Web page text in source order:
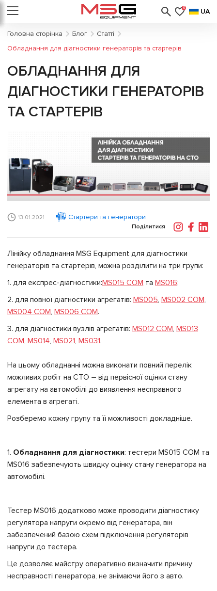
0 UA
Головна сторінка Блог
Статті
Обладнання для діагностики генераторів та стартерів
ОБЛАДНАННЯ ДЛЯ
ДІАГНОСТИКИ ГЕНЕРАТОРІВ
ТА СТАРТЕРІВ
13.01.2021 Стартери та генератори
Поділитися
Лінійку обладнання MSG Equipment для діагностики
генераторів та стартерів, можна розділити на три групи:
1. для експрес-діагностики:MS015 COM та MS016;
2. для повної діагностики агрегатів: MS005, MS002 COM,
MS004 COM, MS006 COM.
3. для діагностики вузлів агрегатів: MS012 COM, MS013
COM, MS014, MS021, MS031.
На цьому обладнанні можна виконати повний перелік
можливих робіт на СТО – від первісної оцінки стану
агрегату на автомобілі до виявлення несправного
елемента в агрегаті.
Розберемо кожну групу та її можливості докладніше.
1. Обладнання для діагностики: тестери MS015 COM та
MS016 забезпечують швидку оцінку стану генератора на
автомобілі.
Тестер MS016 додатково може проводити діагностику
регулятора напруги окремо від генератора, він
забезпечений базою схем підключення регуляторів
напруги до тестера.
Це дозволяє майстру оперативно визначити причину
несправності генератора, не знімаючи його з авто.